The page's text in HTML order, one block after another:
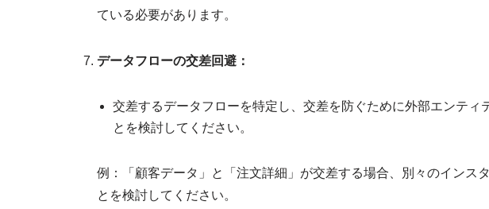
ている必要があります。
データフローの交差回避：
交差するデータフローを特定し、交差を防ぐために外部エンティ
とを検討してください。
例：「顧客データ」と「注文詳細」が交差する場合、別々のインス
とを検討してください。